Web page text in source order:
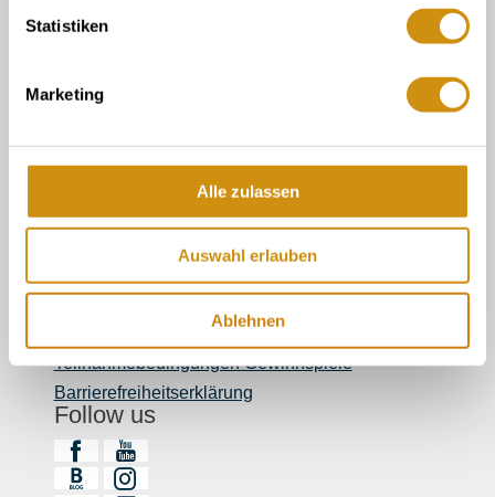
Statistiken
Marketing
Alle zulassen
Auswahl erlauben
Ablehnen
Tourist-Info der Verbandsgemeinde Gau-
Algesheim
Newsletter
Veranstaltungskalender - Meldeformular
Verhaltensregeln Social Media
Teilnahmebedingungen Gewinnspiele
Barrierefreiheitserklärung
Follow us